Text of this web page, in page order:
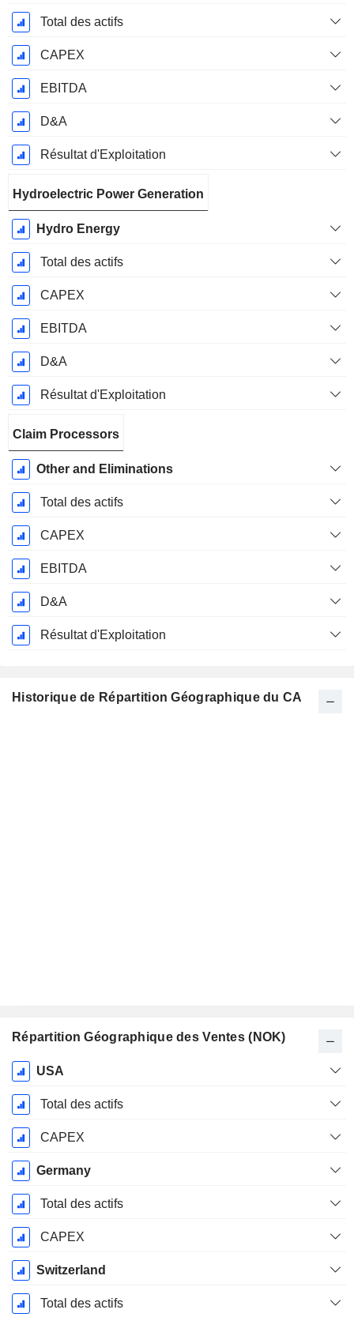
Total des actifs
CAPEX
EBITDA
D&A
Résultat d'Exploitation
Hydroelectric Power Generation
Hydro Energy
Total des actifs
CAPEX
EBITDA
D&A
Résultat d'Exploitation
Claim Processors
Other and Eliminations
Total des actifs
CAPEX
EBITDA
D&A
Résultat d'Exploitation
Historique de Répartition Géographique du CA
Répartition Géographique des Ventes (NOK)
Période
Fiscale:
Décembre
USA
Total des actifs
CAPEX
Germany
Total des actifs
CAPEX
Switzerland
Total des actifs